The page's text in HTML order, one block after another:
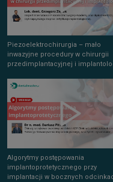
Piezoelektrochirurgia – mało
inwazyjne procedury w chirurgii
przedimplantacyjnej i
Algorytmy postępowania
implantoprotetycznego przy
implantacji w bocznych